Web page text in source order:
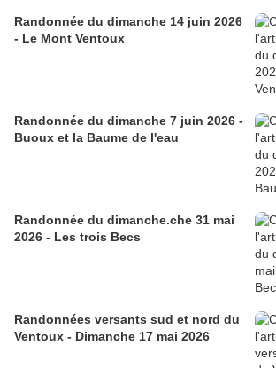
Randonnée du dimanche 14 juin 2026
- Le Mont Ventoux
Randonnée du dimanche 7 juin 2026 -
Buoux et la Baume de l'eau
Randonnée du dimanche.che 31 mai
2026 - Les trois Becs
Randonnées versants sud et nord du
Ventoux - Dimanche 17 mai 2026